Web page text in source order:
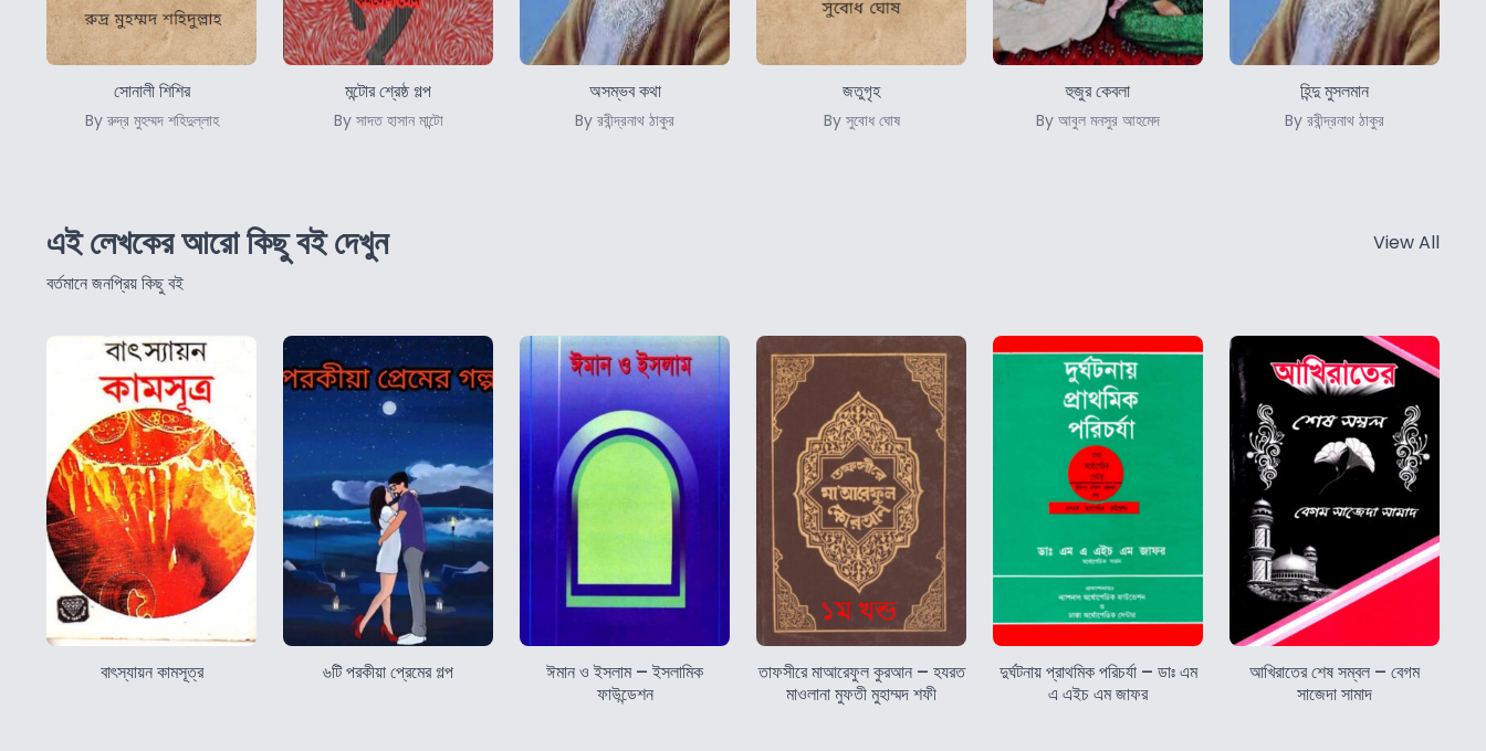
সোনালী শিশির
By রুদ্র মুহম্মদ শহিদুল্লাহ
মন্টোর শ্রেষ্ঠ গল্প
By সাদত হাসান মান্টো
অসম্ভব কথা
By রবীন্দ্রনাথ ঠাকুর
জতুগৃহ
By সুবোধ ঘোষ
হুজুর কেবলা
By আবুল মনসুর আহমেদ
হিন্দু মুসলমান
By রবীন্দ্রনাথ ঠাকুর
এই লেখকের আরো কিছু বই দেখুন
বর্তমানে জনপ্রিয় কিছু বই
View All
বাৎস্যায়ন কামসূত্র ৬টি পরকীয়া প্রেমের গল্প
ঈমান ও ইসলাম – ইসলামিক
ফাউন্ডেশন
তাফসীরে মাআরেফুল কুরআন – হযরত
মাওলানা মুফতী মুহাম্মদ শফী
দুর্ঘটনায় প্রাথমিক পরিচর্যা – ডাঃ এম
এ এইচ এম জাফর
আখিরাতের শেষ সম্বল – বেগম
সাজেদা সামাদ